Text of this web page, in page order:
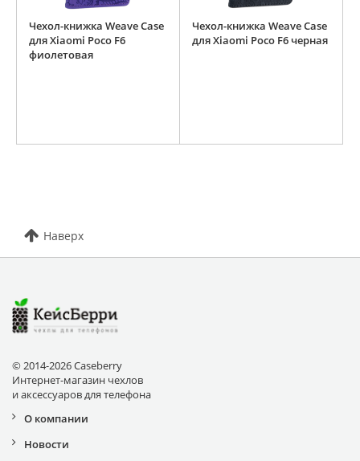
Чехол-книжка Weave Case
для Xiaomi Poco F6
фиолетовая
Чехол-книжка Weave Case
для Xiaomi Poco F6 черная
Наверх
© 2014-2026 Caseberry
Интернет-магазин чехлов
и аксессуаров для телефона
О компании
Новости